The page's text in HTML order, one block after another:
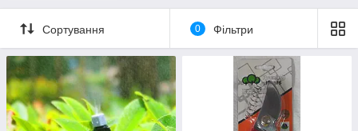
Сортування 0 Фільтри